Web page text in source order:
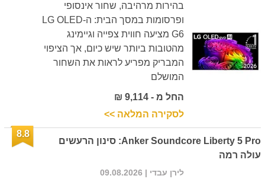
בהירות מרהיבה, שחור אינסופי
ופרסומות במסך הבית: ה-LG OLED
G6 מציעה חווית צפייה וגיימינג
מהטובות ביותר שיש כיום, אך הציפוי
המבריק מפריע לראות את השחור
המושלם
החל מ - 9,114 ₪
לסקירה המלאה >>
Anker Soundcore Liberty 5 Pro: סינון הרעשים
עולה רמה
8.8
לירן עבדי | 09.08.2026